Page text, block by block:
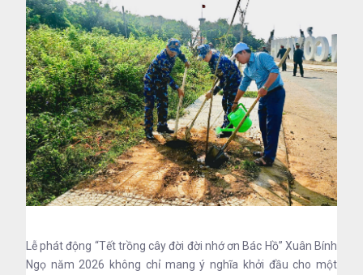
Lễ phát động “Tết trồng cây đời đời nhớ ơn Bác Hồ” Xuân Bính
Ngọ năm 2026 không chỉ mang ý nghĩa khởi đầu cho một